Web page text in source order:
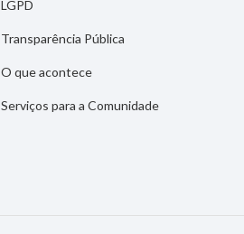
LGPD
Transparência Pública
O que acontece
Serviços para a Comunidade